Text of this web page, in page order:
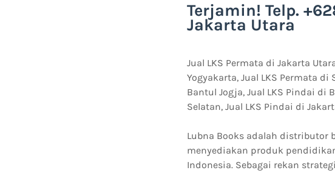
Terjamin! Telp.
Jakarta Utara
Jual LKS Permata di Jakarta
Yogyakarta, Jual LKS Permata di
Bantul Jogja, Jual LKS Pindai di
Selatan, Jual LKS Pindai di
Lubna Books adalah distributor
menyediakan produk
Indonesia. Sebagai rekan